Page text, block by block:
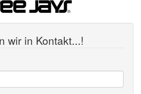
wir in Kontakt...!